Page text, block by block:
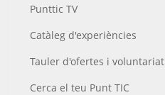
Punttic TV
Catàleg d'experiències
Tauler d'ofertes i voluntariat
Cerca el teu Punt TIC